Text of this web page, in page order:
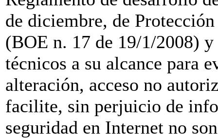
de diciembre, de
(BOE n. 17 de 19/1/2008)
técnicos a su alcance para
alteración, acceso no
facilite, sin perjuicio de
seguridad en Internet no